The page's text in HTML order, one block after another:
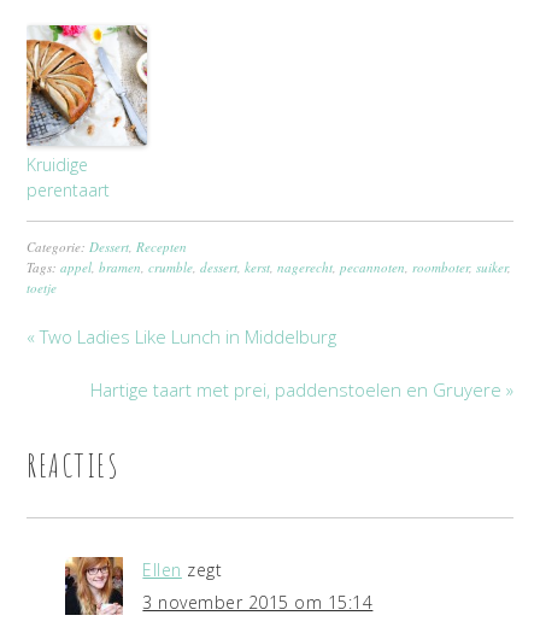
Kruidige
perentaart
Categorie: Dessert Recepten
Tags:appel ,bramen ,crumble ,dessert ,kerst ,nagerecht ,pecannoten roomboter,suiker,
toetje
« Two Ladies Like Lunch in Middelburg
Hartige taart met prei, paddenstoelen en Gruyere »
REACTIES
Ellen zegt
3 november 2015 om 15:14